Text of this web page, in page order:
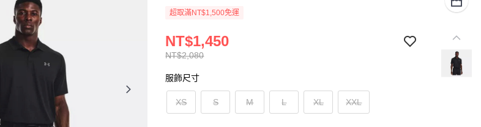
超取滿NT$1,500免運
NT$2,080
NT$1,450
服飾尺寸
XS S M L XL XXL